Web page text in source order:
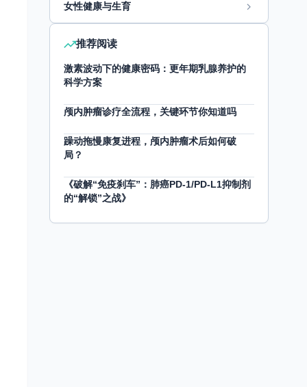
女性健康与生育
推荐阅读
激素波动下的健康密码：更年期乳腺养护的
科学方案
颅内肿瘤诊疗全流程，关键环节你知道吗
躁动拖慢康复进程，颅内肿瘤术后如何破
局？
《破解“免疫刹车”：肺癌PD-1/PD-L1抑制剂
的“解锁”之战》